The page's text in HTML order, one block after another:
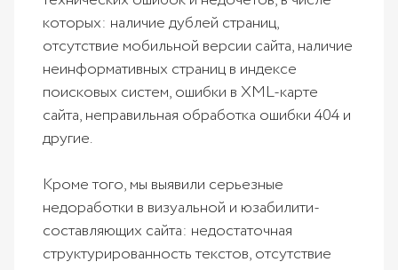
которых: наличие дублей страниц,
отсутствие мобильной версии сайта, наличие
неинформативных страниц в индексе
поисковых систем, ошибки в XML-карте
сайта, неправильная обработка ошибки 404 и
другие.
Кроме того, мы выявили серьезные
недоработки в визуальной и юзабилити-
составляющих сайта: недостаточная
структурированность текстов, отсутствие